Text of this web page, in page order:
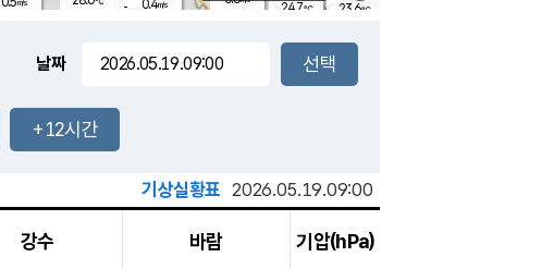
24.7℃
-mm
장호원
- mm
23.6℃
0.4m/s
날짜
+12시간
기상실황표 2026.05.19.09:00
강수 바람 기압(hPa)